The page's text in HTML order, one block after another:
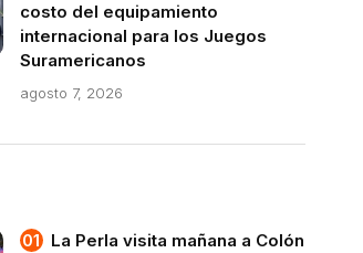
costo del equipamiento
internacional para los Juegos
Suramericanos
agosto 7, 2026
La Perla visita mañana a Colón